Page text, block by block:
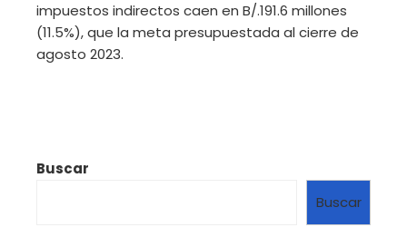
impuestos indirectos caen en B/.191.6 millones
(11.5%), que la meta presupuestada al cierre de
agosto 2023.
Buscar
Buscar